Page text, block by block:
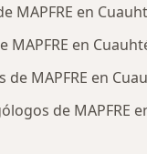
MAPFRE en
MAPFRE en
MAPFRE en
de MAPFRE